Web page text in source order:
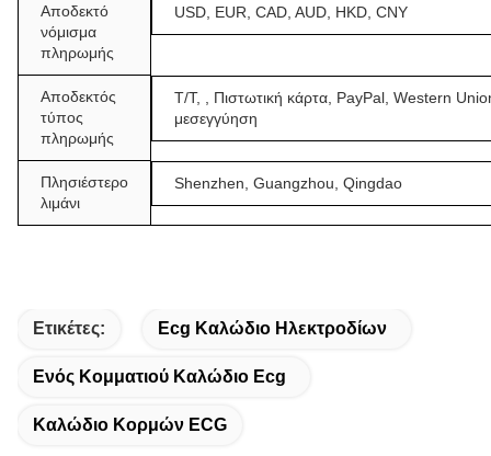
Αποδεκτό
νόμισμα
πληρωμής
USD, EUR, CAD, AUD, HKD, CNY
Αποδεκτός
τύπος
πληρωμής
T/T, , Πιστωτική κάρτα, PayPal, Western
μεσεγγύηση
Πλησιέστερο
λιμάνι
Shenzhen, Guangzhou, Qingdao
Ετικέτες: Ecg Καλώδιο Ηλεκτροδίων
Ενός Κομματιού Καλώδιο Ecg
Καλώδιο Κορμών ECG